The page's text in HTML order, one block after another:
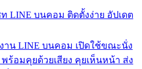
LINE บนคอม ติดตั้งง่าย อัปเดต
าน LINE บนคอม เปิดใช้ขณะนั่ง
ร้อมคุยด้วยเสียง คุยเห็นหน้า ส่ง